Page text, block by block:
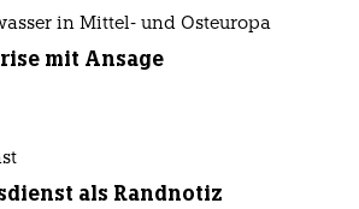
in Mittel- und Osteuropa
mit Ansage
als Randnotiz